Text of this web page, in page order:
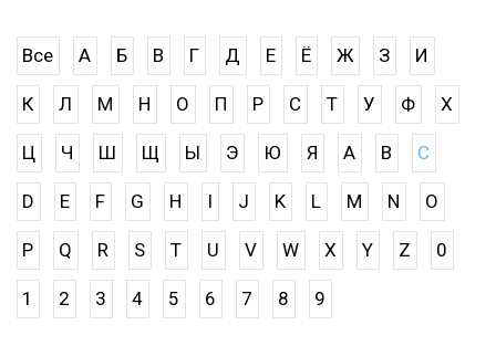
Все А Б В Г Д Е Ё Ж З И
К Л М Н О П Р С Т У Ф Х
Ц Ч Ш Щ Ы Э Ю Я A B C
D E F G H I J K L M N O
P Q R S T U V W X Y Z 0
1 2 3 4 5 6 7 8 9